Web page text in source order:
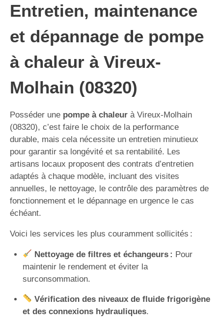
Entretien, maintenance
et dépannage de pompe
à chaleur à Vireux-
Molhain (08320)
Posséder une pompe à chaleur à Vireux-Molhain
(08320), c’est faire le choix de la performance
durable, mais cela nécessite un entretien minutieux
pour garantir sa longévité et sa rentabilité. Les
artisans locaux proposent des contrats d’entretien
adaptés à chaque modèle, incluant des visites
annuelles, le nettoyage, le contrôle des paramètres de
fonctionnement et le dépannage en urgence le cas
échéant.
Voici les services les plus couramment sollicités :
Nettoyage de filtres et échangeurs : Pour
maintenir le rendement et éviter la
surconsommation.
Vérification des niveaux de fluide frigorigène
et des connexions hydrauliques.